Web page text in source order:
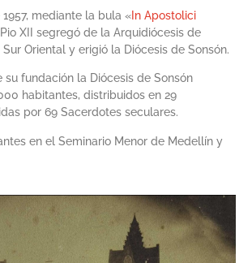
mediante la bula « In Apostolici
XII segregó de la Arquidiócesis de
Oriental y erigió la Diócesis de Sonsón.
su fundación la Diócesis de Sonsón
habitantes, distribuidos en 29
por 69 Sacerdotes seculares.
en el Seminario Menor de Medellín y